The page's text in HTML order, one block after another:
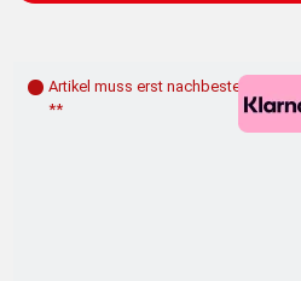
Artikel muss erst nachbestellt werden
**